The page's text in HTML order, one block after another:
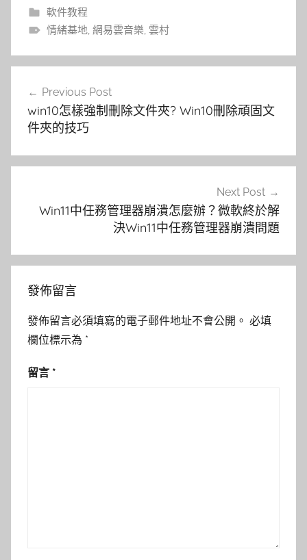
軟件教程
情緒基地, 網易雲音樂, 雲村
導
覽
Previous Post
win10怎樣強制刪除文件夾? Win10刪除頑固文
件夾的技巧
Next Post
Win11中任務管理器崩潰怎麼辦？微軟終於解
決Win11中任務管理器崩潰問題
發佈留言
發佈留言必須填寫的電子郵件地址不會公開。 必填
欄位標示為 *
留言 *